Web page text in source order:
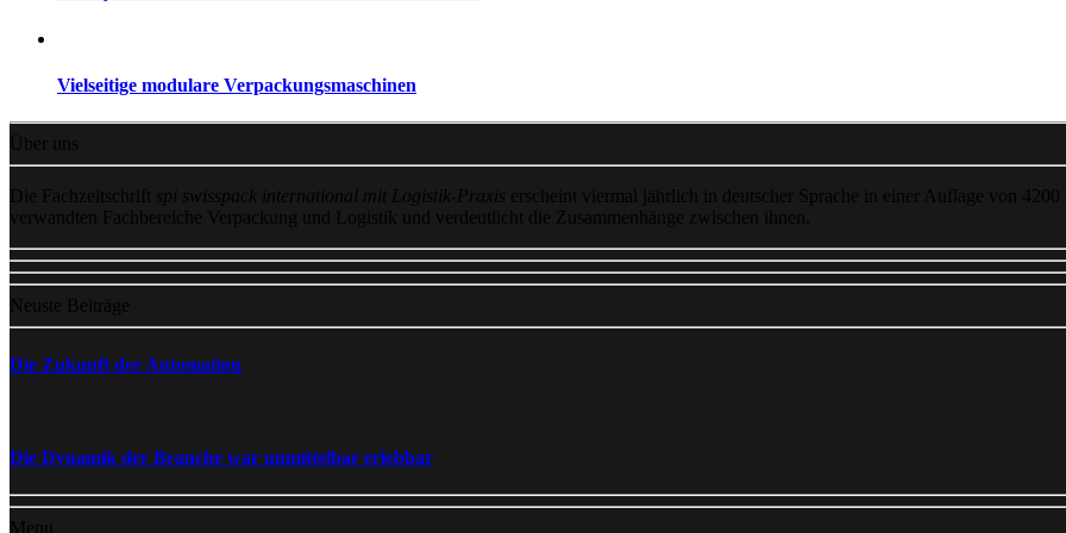
Vielseitige modulare Verpackungsmaschinen
Über uns
Die Fachzeitschrift spi swisspack international mit Logistik-Praxis erscheint viermal jährlich in deutscher Sprache in einer Auflage von
verwandten Fachbereiche Verpackung und Logistik und verdeutlicht die Zusammenhänge zwischen ihnen.
Neuste Beiträge
Die Zukunft der Automation
Die Dynamik der Branche war unmittelbar erlebbar
Menu